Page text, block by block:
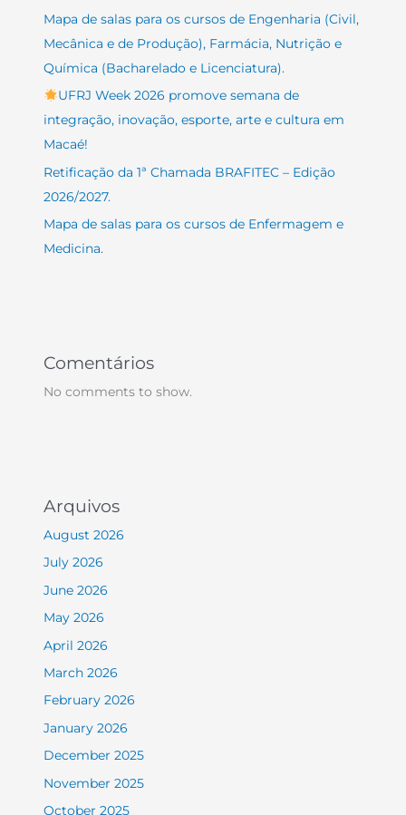
Mapa de salas para os cursos de Engenharia (Civil,
Mecânica e de Produção), Farmácia, Nutrição e
Química (Bacharelado e Licenciatura).
UFRJ Week 2026 promove semana de
integração, inovação, esporte, arte e cultura em
Macaé!
Retificação da 1ª Chamada BRAFITEC – Edição
2026/2027.
Mapa de salas para os cursos de Enfermagem e
Medicina.
Comentários
No comments to show.
Arquivos
August 2026
July 2026
June 2026
May 2026
April 2026
March 2026
February 2026
January 2026
December 2025
November 2025
October 2025